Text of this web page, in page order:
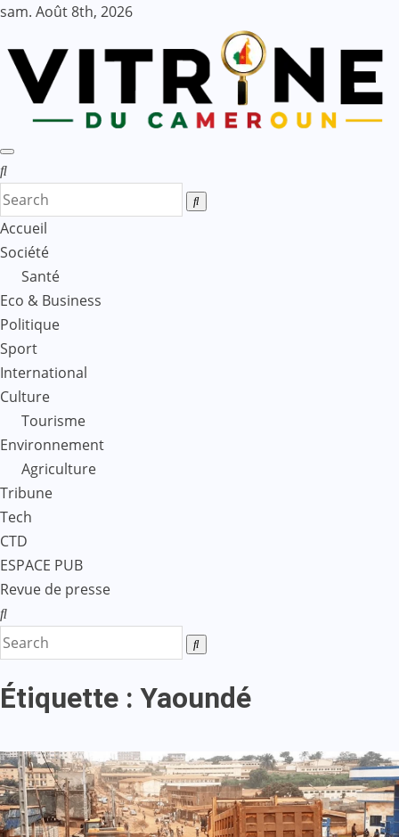
Skip
content
sam. Août 8th, 2026
Accueil
Société
Santé
Eco & Business
Politique
Sport
International
Culture
Tourisme
Environnement
Agriculture
Tribune
Tech
CTD
ESPACE PUB
Revue de presse
Étiquette : Yaoundé